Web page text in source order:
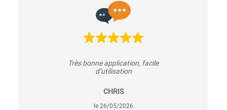
Très bonne application, facile
d’utilisation
CHRIS
le 26/05/2026